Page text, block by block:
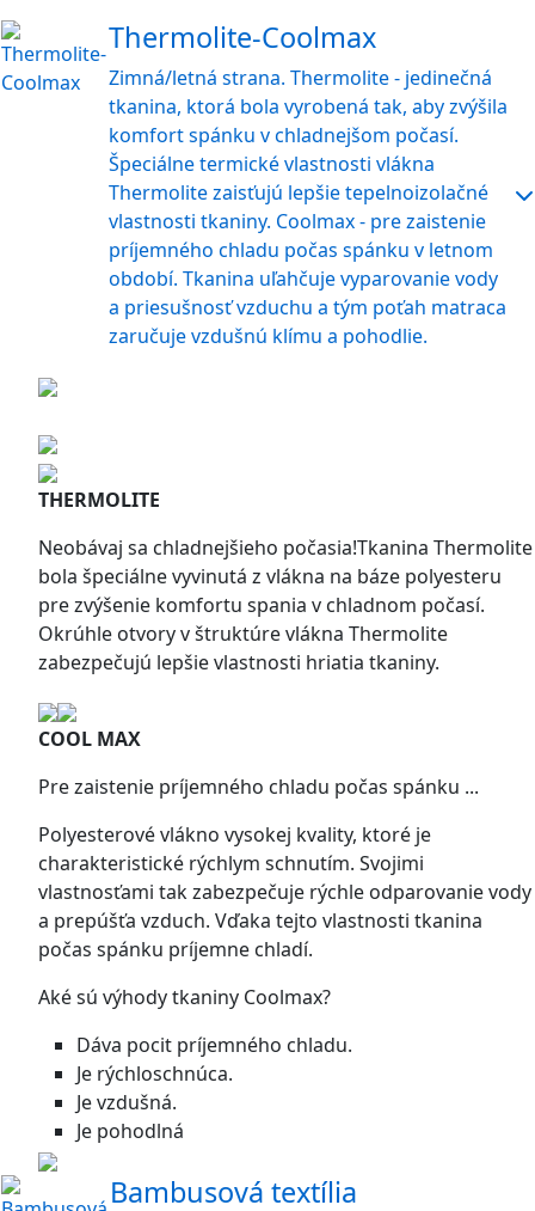
Thermolite-Coolmax
Zimná/letná strana. Thermolite - jedinečná
tkanina, ktorá bola vyrobená tak, aby zvýšila
komfort spánku v chladnejšom počasí.
Špeciálne termické vlastnosti vlákna
Thermolite zaisťujú lepšie tepelnoizolačné
vlastnosti tkaniny. Coolmax - pre zaistenie
príjemného chladu počas spánku v letnom
období. Tkanina uľahčuje vyparovanie vody
a priesušnosť vzduchu a tým poťah matraca
zaručuje vzdušnú klímu a pohodlie.
THERMOLITE
Neobávaj sa chladnejšieho počasia!Tkanina Thermolite
bola špeciálne vyvinutá z vlákna na báze polyesteru
pre zvýšenie komfortu spania v chladnom počasí.
Okrúhle otvory v štruktúre vlákna Thermolite
zabezpečujú lepšie vlastnosti hriatia tkaniny.
COOL MAX
Pre zaistenie príjemného chladu počas spánku ...
Polyesterové vlákno vysokej kvality, ktoré je
charakteristické rýchlym schnutím. Svojimi
vlastnosťami tak zabezpečuje rýchle odparovanie vody
a prepúšťa vzduch. Vďaka tejto vlastnosti tkanina
počas spánku príjemne chladí.
Aké sú výhody tkaniny Coolmax?
Dáva pocit príjemného chladu.
Je rýchloschnúca.
Je vzdušná.
Je pohodlná
Bambusová textília